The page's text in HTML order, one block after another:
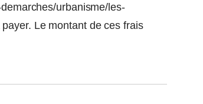
urbanisme/les-
Le montant de ces frais